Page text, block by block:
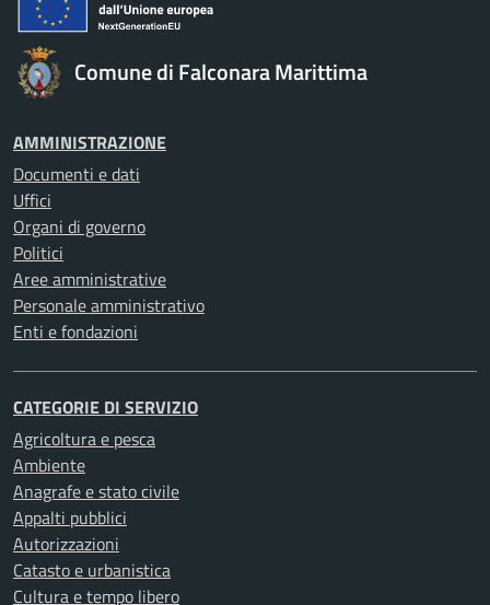
Comune di Falconara Marittima
AMMINISTRAZIONE
Documenti e dati
Uffici
Organi di governo
Politici
Aree amministrative
Personale amministrativo
Enti e fondazioni
CATEGORIE DI SERVIZIO
Agricoltura e pesca
Ambiente
Anagrafe e stato civile
Appalti pubblici
Autorizzazioni
Catasto e urbanistica
Cultura e tempo libero